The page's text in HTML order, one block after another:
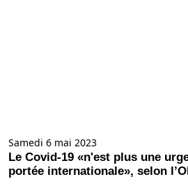
Samedi 6 mai 2023
Le Covid-19 «n'est plus une
portée internationale», selon